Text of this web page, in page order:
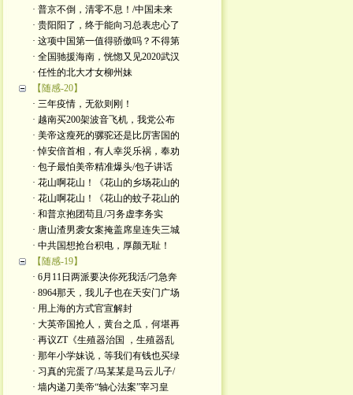
· 普京不倒，清零不息！/中国未来
· 贵阳阳了，终于能向习总表忠心了
· 这项中国第一值得骄傲吗？不得第
· 全国驰援海南，恍惚又见2020武汉
· 任性的北大才女柳州妹
【随感-20】
· 三年疫情，无欲则刚！
· 越南买200架波音飞机，我党公布
· 美帝这瘦死的骡驼还是比厉害国的
· 悼安倍首相，有人幸災乐祸，奉劝
· 包子最怕美帝精准爆头/包子讲话
· 花山啊花山！《花山的乡场花山的
· 花山啊花山！《花山的蚊子花山的
· 和普京抱团苟且/习务虚李务实
· 唐山渣男袭女案掩盖席皇连失三城
· 中共国想抢台积电，厚颜无耻！
【随感-19】
· 6月11日两派要决你死我活/刁急奔
· 8964那天，我儿子也在天安门广场
· 用上海的方式官宣解封
· 大英帝国抢人，黄台之瓜，何堪再
· 再议ZT《生殖器治国 ，生殖器乱
· 那年小学妹说，等我们有钱也买绿
· 习真的完蛋了/马某某是马云儿子/
· 墙内递刀美帝“轴心法案”宰习皇